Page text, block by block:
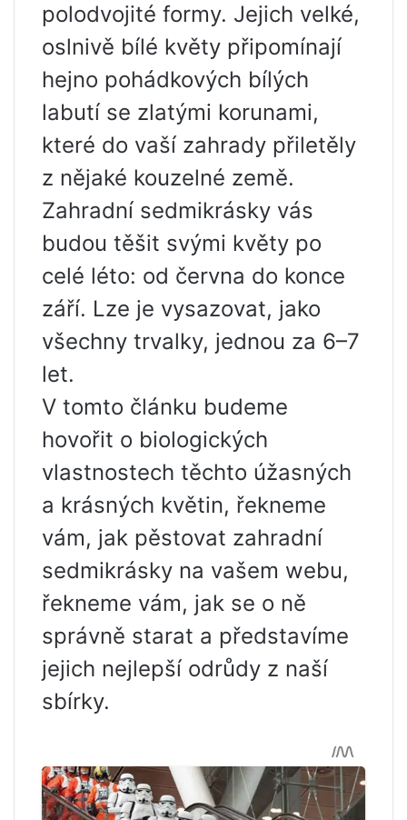
polodvojité formy. Jejich velké,
oslnivě bílé květy připomínají
hejno pohádkových bílých
labutí se zlatými korunami,
které do vaší zahrady přiletěly
z nějaké kouzelné země.
Zahradní sedmikrásky vás
budou těšit svými květy po
celé léto: od června do konce
září. Lze je vysazovat, jako
všechny trvalky, jednou za 6–7
let.
V tomto článku budeme
hovořit o biologických
vlastnostech těchto úžasných
a krásných květin, řekneme
vám, jak pěstovat zahradní
sedmikrásky na vašem webu,
řekneme vám, jak se o ně
správně starat a představíme
jejich nejlepší odrůdy z naší
sbírky.